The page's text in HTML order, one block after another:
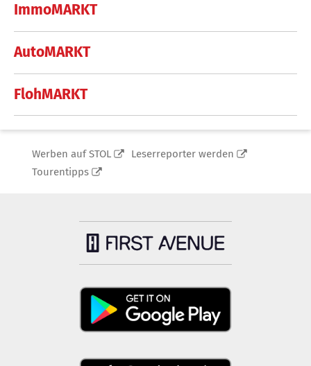
ImmoMARKT
AutoMARKT
FlohMARKT
Werben auf STOL
Leserreporter werden
Tourentipps